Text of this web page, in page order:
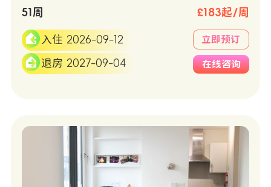
51周 £183起/周
入住 2026-09-12
退房 2027-09-04
立即预订
在线咨询